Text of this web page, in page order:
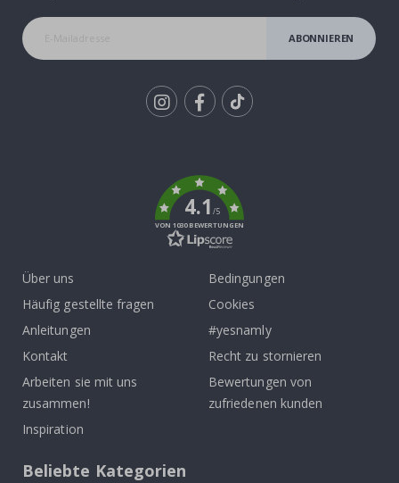
ABONNIEREN
4.1/5
VON 1030 BEWERTUNGEN
Über uns
Häufig gestellte fragen
Anleitungen
Kontakt
Arbeiten sie mit uns
zusammen!
Inspiration
Bedingungen
Cookies
#yesnamly
Recht zu stornieren
Bewertungen von
zufriedenen kunden
Beliebte Kategorien